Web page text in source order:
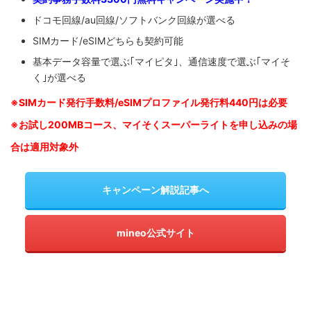
ドコモ回線/au回線/ソフトバンク回線が選べる
SIMカード/eSIMどちらも契約可能
基本データ容量で選ぶ｢マイピタ｣、通信速度で選ぶ｢マイそ
く｣が選べる
※SIMカード発行手数料/eSIMプロファイル発行料440円は必要
※お試し200MBコース、マイそくスーパーライトを申し込みの場
合は適用対象外
キャンペーン解説記事へ
mineo公式サイト